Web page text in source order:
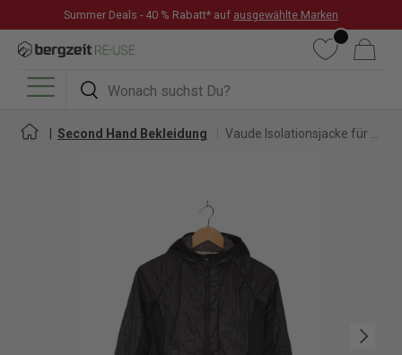
DIREKT ZUM INHALT
Summer Deals - 40 % Rabatt* auf ausgewählte Marken
Suchen
Suchen
WunschlisteWarenkorb
Menü
Second Hand Bekleidung
Nächste